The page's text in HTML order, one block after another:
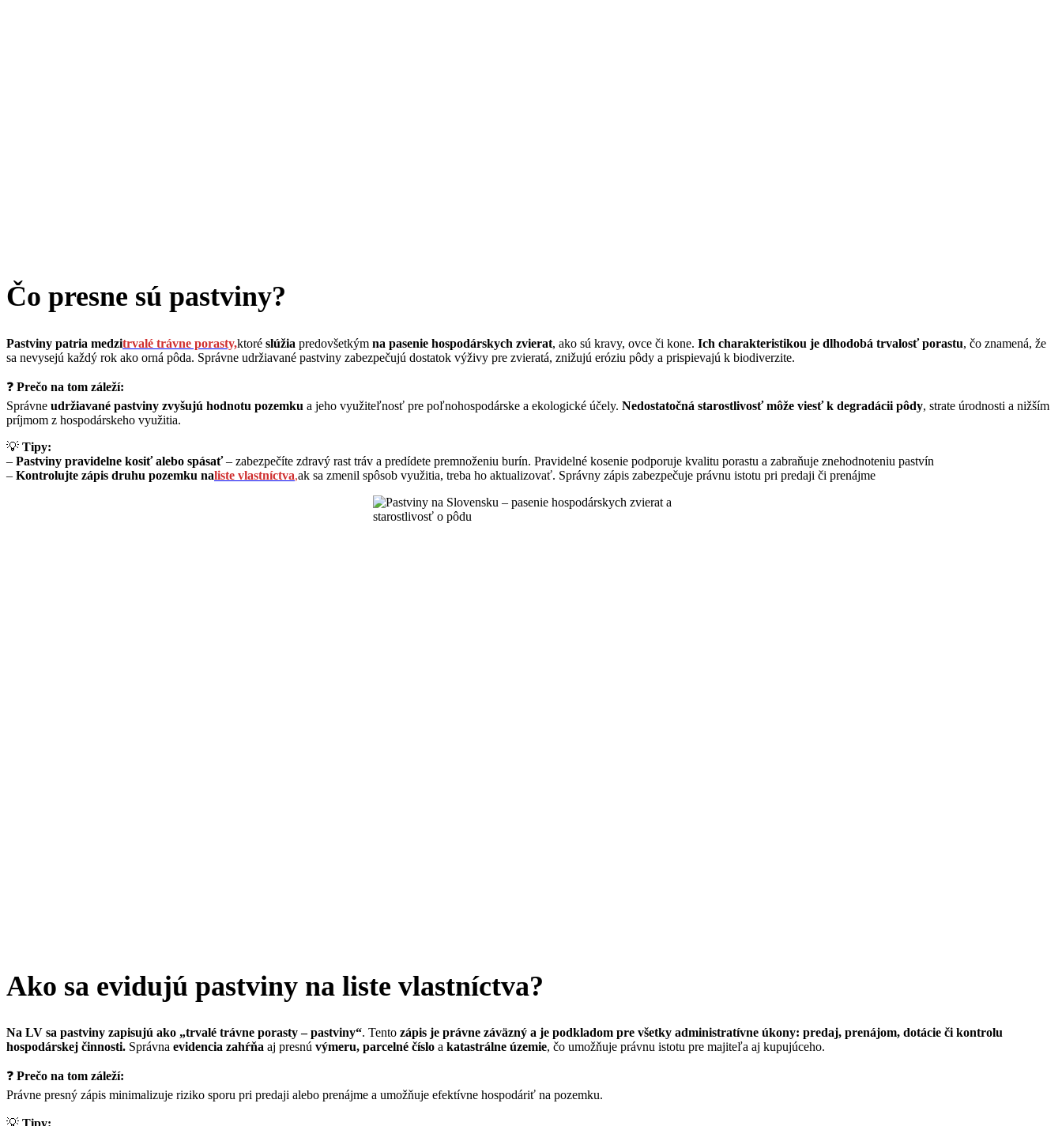
Čo presne sú pastviny?
Pastviny patria medzitrvalé trávne porasty,ktoré slúžia predovšetkým na pasenie hospodárskych zvierat, ako sú kravy, ovce či kone. Ich charakteristikou je dlhodobá trvalosť porastu, čo znamená, že
sa nevysejú každý rok ako orná pôda. Správne udržiavané pastviny zabezpečujú dostatok výživy pre zvieratá, znižujú eróziu pôdy a prispievajú k biodiverzite.
❓ Prečo na tom záleží:
Správne udržiavané pastviny zvyšujú hodnotu pozemku a jeho využiteľnosť pre poľnohospodárske a ekologické účely. Nedostatočná starostlivosť môže viesť k degradácii pôdy, strate úrodnosti a nižším
príjmom z hospodárskeho využitia.
💡 Tipy:
– Pastviny pravidelne kosiť alebo spásať– zabezpečíte zdravý rast tráv a predídete premnoženiu burín. Pravidelné kosenie podporuje kvalitu porastu a zabraňuje znehodnoteniu pastvín
– Kontrolujte zápis druhu pozemku naliste vlastníctva,ak sa zmenil spôsob využitia, treba ho aktualizovať. Správny zápis zabezpečuje právnu istotu pri predaji či prenájme
Ako sa evidujú pastviny na liste vlastníctva?
Na LV sa pastviny zapisujú ako „trvalé trávne porasty – pastviny“. Tento zápis je právne záväzný a je podkladom pre všetky administratívne úkony: predaj, prenájom, dotácie či kontrolu
hospodárskej činnosti. Správna evidencia zahŕňa aj presnú výmeru, parcelné číslo a katastrálne územie, čo umožňuje právnu istotu pre majiteľa aj kupujúceho.
❓ Prečo na tom záleží:
Právne presný zápis minimalizuje riziko sporu pri predaji alebo prenájme a umožňuje efektívne hospodáriť na pozemku.